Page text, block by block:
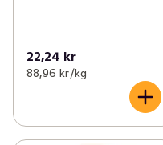
22,24 kr
88,96 kr /kg